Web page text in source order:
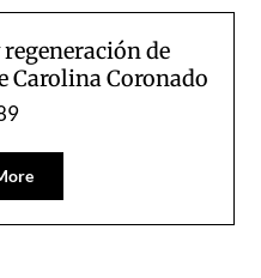
de
Carolina Coronado